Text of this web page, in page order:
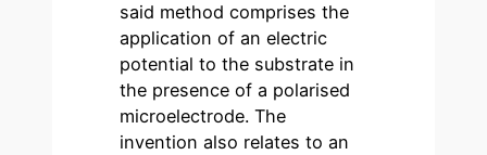
said method comprises the
application of an electric
potential to the substrate in
the presence of a polarised
microelectrode. The
invention also relates to an